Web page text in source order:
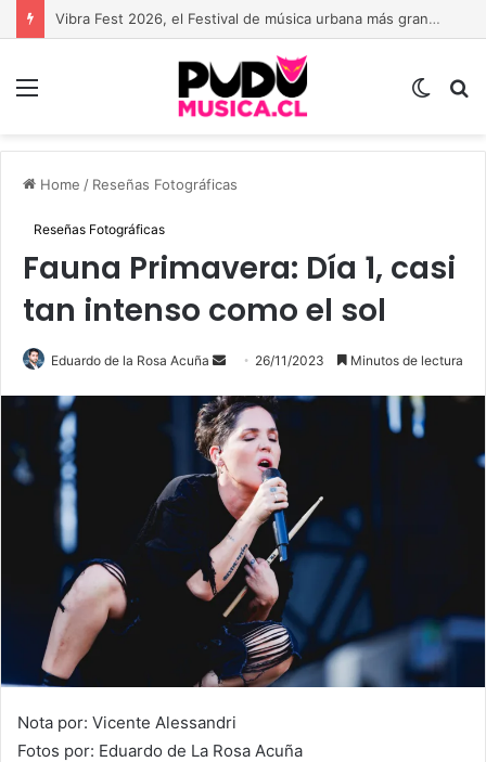
Vibra Fest 2026, el Festival de música urbana más grande de Chile está de vuelta
Menu
Switch
Home / Reseñas Fotográficas
Reseñas Fotográficas
Fauna Primavera: Día 1, casi
tan intenso como el sol
Eduardo de la Rosa Acuña
Send
email
26/11/2023 Minutos de lectura
Nota por: Vicente Alessandri
Fotos por: Eduardo de La Rosa Acuña